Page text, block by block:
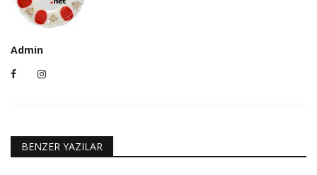
Admin
BENZER YAZILAR